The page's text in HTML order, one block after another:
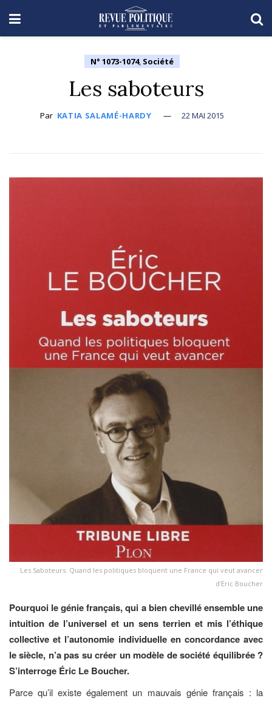
N° 1073-1074, Société
Les saboteurs
Par KATIA SALAMÉ-HARDY 22 MAI 2015
Les Saboteurs. Quand les politiques bloquent une France qui veut avancer
d'Eric Boucher
Pourquoi le génie français, qui a bien chevillé ensemble une
intuition de l’universel et un sens terrien et mis l’éthique
collective et l’autonomie individuelle en concordance avec
le siècle, n’a pas su créer un modèle de société équilibrée ?
S’interroge Éric Le Boucher.
Parce qu’il existe également un mauvais génie français : la